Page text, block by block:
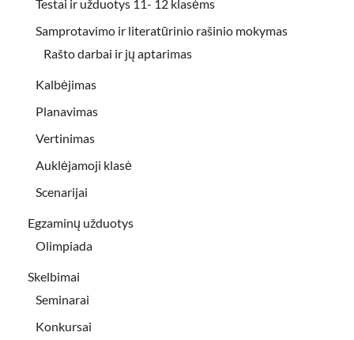
Testai ir užduotys 11- 12 klasėms
Samprotavimo ir literatūrinio rašinio mokymas
Rašto darbai ir jų aptarimas
Kalbėjimas
Planavimas
Vertinimas
Auklėjamoji klasė
Scenarijai
Egzaminų užduotys
Olimpiada
Skelbimai
Seminarai
Konkursai